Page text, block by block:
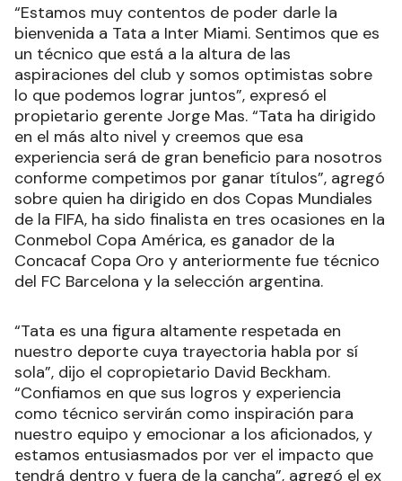
“Estamos muy contentos de poder darle la
bienvenida a Tata a Inter Miami. Sentimos que es
un técnico que está a la altura de las
aspiraciones del club y somos optimistas sobre
lo que podemos lograr juntos”, expresó el
propietario gerente Jorge Mas. “Tata ha dirigido
en el más alto nivel y creemos que esa
experiencia será de gran beneficio para nosotros
conforme competimos por ganar títulos”, agregó
sobre quien ha dirigido en dos Copas Mundiales
de la FIFA, ha sido finalista en tres ocasiones en la
Conmebol Copa América, es ganador de la
Concacaf Copa Oro y anteriormente fue técnico
del FC Barcelona y la selección argentina.
“Tata es una figura altamente respetada en
nuestro deporte cuya trayectoria habla por sí
sola”, dijo el copropietario David Beckham.
“Confiamos en que sus logros y experiencia
como técnico servirán como inspiración para
nuestro equipo y emocionar a los aficionados, y
estamos entusiasmados por ver el impacto que
tendrá dentro y fuera de la cancha”, agregó el ex